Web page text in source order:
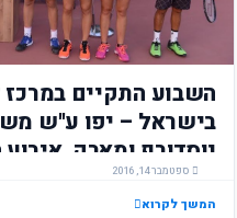
השבוע התקיים במרכז
בישראל – יפו ע"ש
נוסדורף ומארק, אירוע
לכל הקהילה,האירוע
ספטמבר 14, 2016
המשך לקרוא